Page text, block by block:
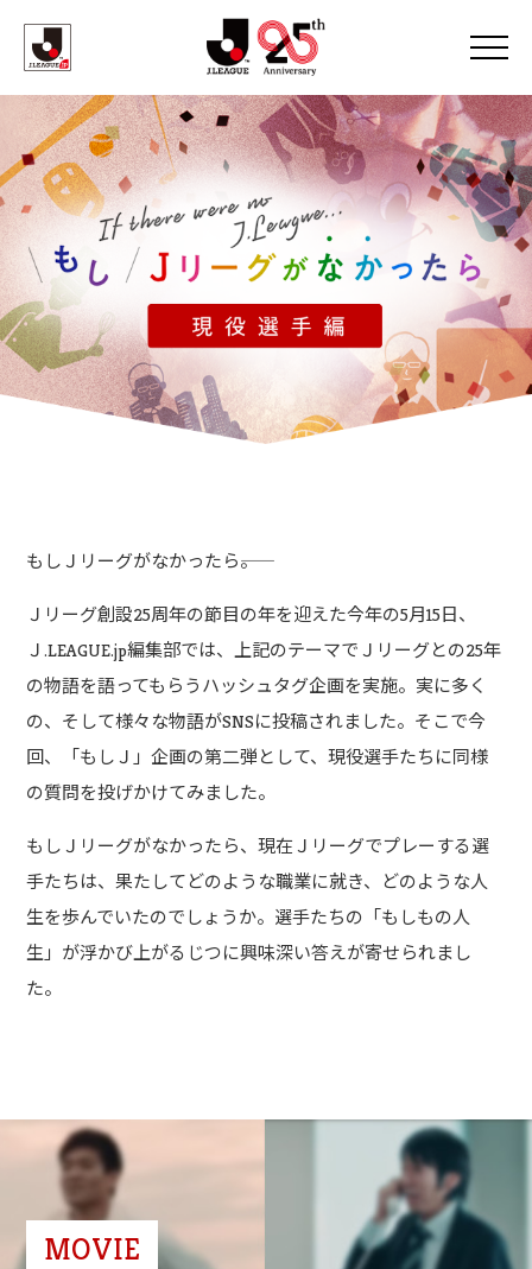
もしＪリーグがなかったら――。
Ｊリーグ創設25周年の節目の年を迎えた今年の5月15日、
Ｊ.LEAGUE.jp編集部では、上記のテーマでＪリーグとの25年
の物語を語ってもらうハッシュタグ企画を実施。実に多く
の、そして様々な物語がSNSに投稿されました。そこで今
回、「もしＪ」企画の第二弾として、現役選手たちに同様
の質問を投げかけてみました。
もしＪリーグがなかったら、現在Ｊリーグでプレーする選
手たちは、果たしてどのような職業に就き、どのような人
生を歩んでいたのでしょうか。選手たちの「もしもの人
生」が浮かび上がるじつに興味深い答えが寄せられまし
た。
MOVIE